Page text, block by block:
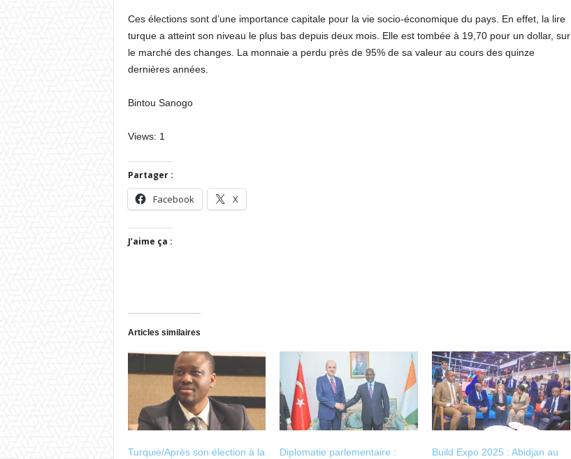
Ces élections sont d’une importance capitale pour la vie socio-économique du pays. En effet, la lire
turque a atteint son niveau le plus bas depuis deux mois. Elle est tombée à 19,70 pour un dollar, sur
le marché des changes. La monnaie a perdu près de 95% de sa valeur au cours des quinze
dernières années.
Bintou Sanogo
Views: 1
Partager :
Facebook X
J’aime ça :
Articles similaires
Turquie/Après son élection à la
Diplomatie parlementaire :
Build Expo 2025 : Abidjan au